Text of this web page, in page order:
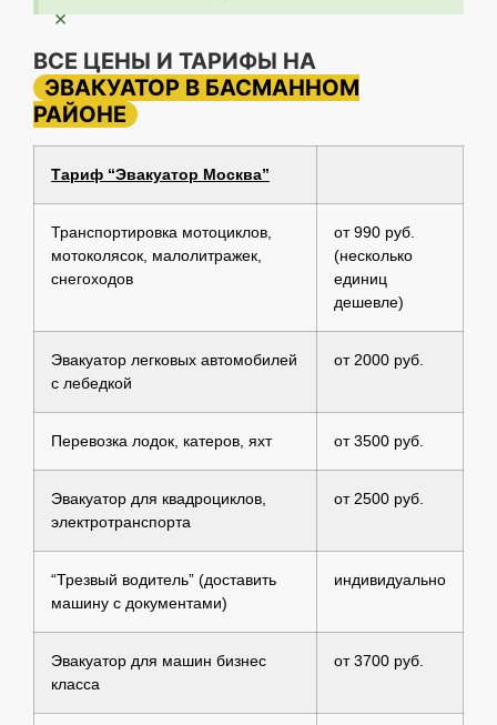
×
ВСЕ ЦЕНЫ И ТАРИФЫ НА
ЭВАКУАТОР В БАСМАННОМ
РАЙОНЕ
Тариф “Эвакуатор Москва”
Транспортировка мотоциклов,
мотоколясок, малолитражек,
снегоходов
от 990 руб.
(несколько
единиц
дешевле)
Эвакуатор легковых автомобилей
с лебедкой
от 2000 руб.
Перевозка лодок, катеров, яхт от 3500 руб.
Эвакуатор для квадроциклов,
электротранспорта
от 2500 руб.
“Трезвый водитель” (доставить
машину с документами)
индивидуально
Эвакуатор для машин бизнес
класса
от 3700 руб.